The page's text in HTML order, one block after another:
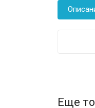
Еще